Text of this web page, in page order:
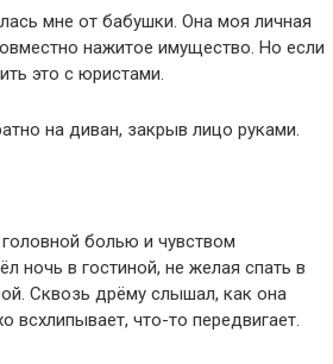
мне от бабушки. Она моя личная
нажитое имущество. Но если
это с юристами.
на диван, закрыв лицо руками.
болью и чувством
ночь в гостиной, не желая спать в
Сквозь дрёму слышал, как она
всхлипывает, что-то передвигает.